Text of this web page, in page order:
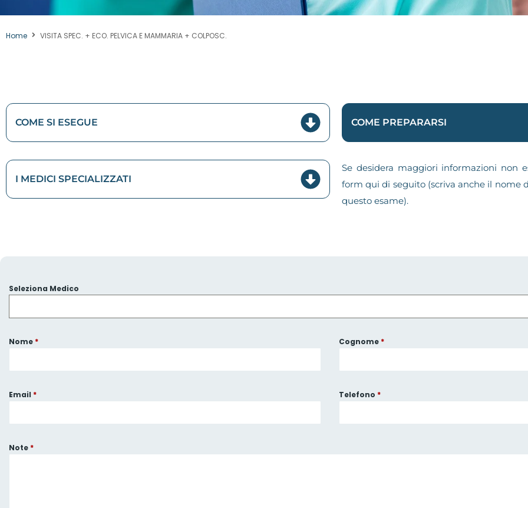
Home VISITA SPEC. + ECO. PELVICA E MAMMARIA + COLPOSC.
COME SI ESEGUE COME PREPARARSI
I MEDICI SPECIALIZZATI
Se desidera maggiori informazioni non
form qui di seguito (scriva anche il nome
questo esame).
Seleziona Medico
Nome * Cognome *
Email * Telefono *
Note *